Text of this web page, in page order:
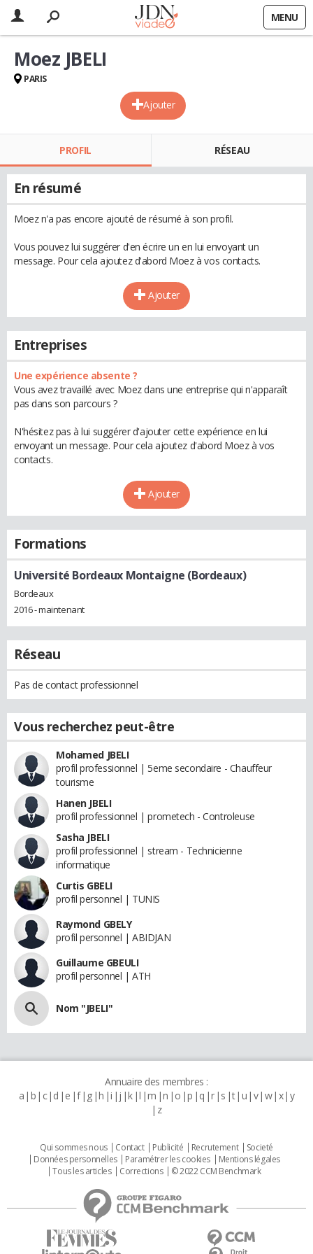
MENU
Ajouter
Moez JBELI
PARIS
PROFIL RÉSEAU
En résumé
Moez n'a pas encore ajouté de résumé à son profil.
Vous pouvez lui suggérer d'en écrire un en lui envoyant un
message. Pour cela ajoutez d'abord Moez à vos contacts.
Ajouter
Entreprises
Une expérience absente ?
Vous avez travaillé avec Moez dans une entreprise qui n'apparaît
pas dans son parcours ?
N'hésitez pas à lui suggérer d'ajouter cette expérience en lui
envoyant un message. Pour cela ajoutez d'abord Moez à vos
contacts.
Ajouter
Formations
Université Bordeaux Montaigne (Bordeaux)
Bordeaux
2016 - maintenant
Réseau
Pas de contact professionnel
Vous recherchez peut-être
Mohamed JBELI
profil professionnel | 5eme secondaire - Chauffeur
tourisme
Hanen JBELI
profil professionnel | prometech - Controleuse
Sasha JBELI
profil professionnel | stream - Technicienne
informatique
Curtis GBELI
profil personnel | TUNIS
Raymond GBELY
profil personnel | ABIDJAN
Guillaume GBEULI
profil personnel | ATH
Nom "JBELI"
Annuaire des membres :
a b c d e f g h i j k l m n o p q r s t u v w x y
z
Qui sommes nous Contact Publicité Recrutement
Societé
Données personnelles
Paramétrer les cookies
Mentions légales
Tous les articles
Corrections © 2022 CCM Benchmark